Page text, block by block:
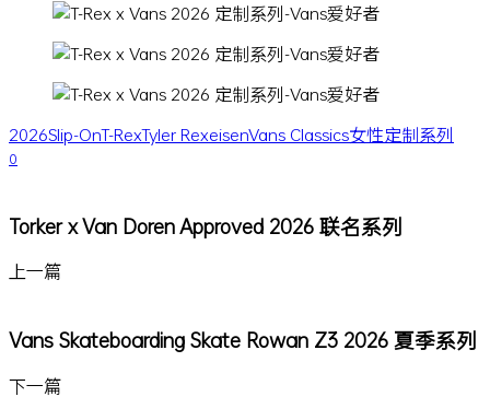
2026Slip-OnT-RexTyler RexeisenVans Classics女性定制系列
0
Torker x Van Doren Approved 2026 联名系列
上一篇
Vans Skateboarding Skate Rowan Z3 2026 夏季系列
下一篇